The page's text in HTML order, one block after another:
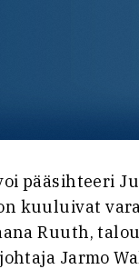
pääsihteeri
kuuluivat
Ruuth,
Jarmo